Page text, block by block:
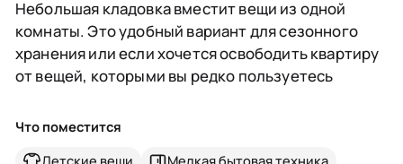
Небольшая кладовка вместит вещи из одной
комнаты. Это удобный вариант для сезонного
хранения или если хочется освободить квартиру
от вещей, которыми вы редко пользуетесь
Что поместится
Детские вещи
Мелкая бытовая техника